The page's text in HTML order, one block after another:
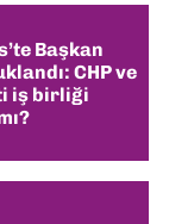
Başkan
CHP ve
iş birliği